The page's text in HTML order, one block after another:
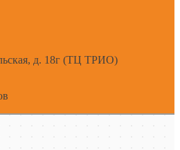
д. 18г (ТЦ ТРИО)